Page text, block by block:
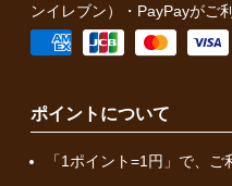
ンイレブン）・PayPayがご
ポイントについて
「1ポイント=1円」で、ご